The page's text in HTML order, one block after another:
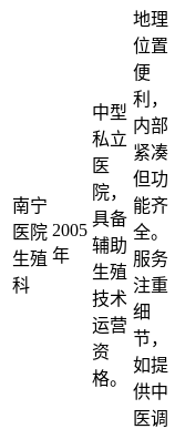
南宁
医院
生殖
科
2005
年
中型
私立
医
院，
具备
辅助
生殖
技术
运营
资
格。
地理
位置
便
利，
内部
紧凑
但功
能齐
全。
服务
注重
细
节，
如提
供中
医调